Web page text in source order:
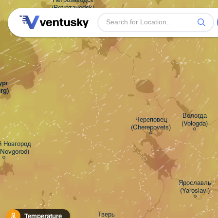
Temperature
Новгород
(Petrozavodsk)
Ярославль
(Yaroslavl)
Череповец
(Cherepovets)
Тверь
Вологда
(Vologda)